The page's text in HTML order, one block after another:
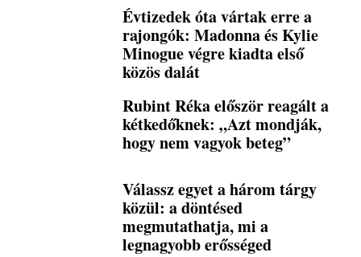
Évtizedek óta vártak erre a
rajongók: Madonna és Kylie
Minogue végre kiadta első
közös dalát
Rubint Réka először reagált a
kétkedőknek: „Azt mondják,
hogy nem vagyok beteg”
Válassz egyet a három tárgy
közül: a döntésed
megmutathatja, mi a
legnagyobb erősséged